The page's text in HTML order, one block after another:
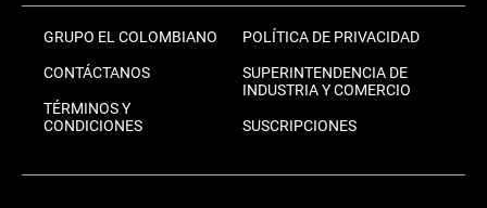
GRUPO EL COLOMBIANO
CONTÁCTANOS
TÉRMINOS Y
CONDICIONES
POLÍTICA DE PRIVACIDAD
SUPERINTENDENCIA DE
INDUSTRIA Y COMERCIO
SUSCRIPCIONES